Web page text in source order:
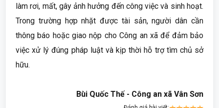
làm rơi, mất, gây ảnh hưởng đến công việc và sinh hoạt.
Trong trường hợp nhặt được tài sản, người dân cần
thông báo hoặc giao nộp cho Công an xã để đảm bảo
việc xử lý đúng pháp luật và kịp thời hỗ trợ tìm chủ sở
hữu.
Bùi Quốc Thế - Công an xã Vân Sơn